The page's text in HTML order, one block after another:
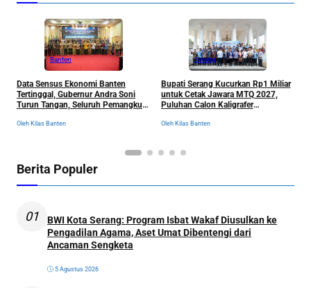
Banten
Data Sensus Ekonomi Banten
Tertinggal, Gubernur Andra Soni
Turun Tangan, Seluruh Pemangku
Dikumpulkan
Oleh Kilas Banten
Serang
Bupati Serang Kucurkan Rp1 Miliar
untuk Cetak Jawara MTQ 2027,
Puluhan Calon Kaligrafer
Oleh Kilas Banten
Berita Populer
01
BWI Kota Serang: Program Isbat Wakaf Diusulkan ke
Pengadilan Agama, Aset Umat Dibentengi dari
Ancaman Sengketa
5 Agustus 2026